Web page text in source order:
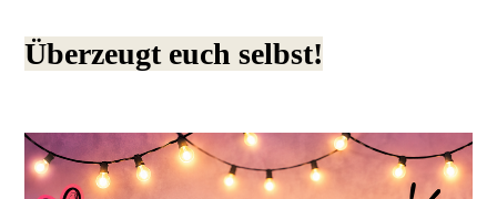
Überzeugt euch selbst!